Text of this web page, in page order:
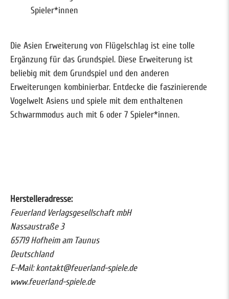
Spieler*innen
Die Asien Erweiterung von Flügelschlag ist eine tolle
Ergänzung für das Grundspiel. Diese Erweiterung ist
beliebig mit dem Grundspiel und den anderen
Erweiterungen kombinierbar. Entdecke die faszinierende
Vogelwelt Asiens und spiele mit dem enthaltenen
Schwarmmodus auch mit 6 oder 7 Spieler*innen.
Herstelleradresse:
Feuerland Verlagsgesellschaft mbH
Nassaustraße 3
65719 Hofheim am Taunus
Deutschland
E-Mail: kontakt@feuerland-spiele.de
www.feuerland-spiele.de